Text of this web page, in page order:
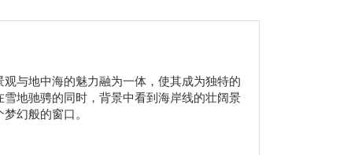
与地中海的魅力融为一体，使其成为独特的
地驰骋的同时，背景中看到海岸线的壮阔景
幻般的窗口。